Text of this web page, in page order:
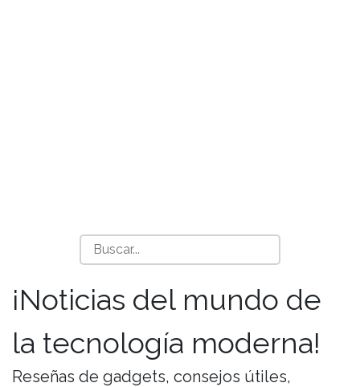
¡Noticias del mundo de
la tecnología moderna!
Reseñas de gadgets, consejos útiles,